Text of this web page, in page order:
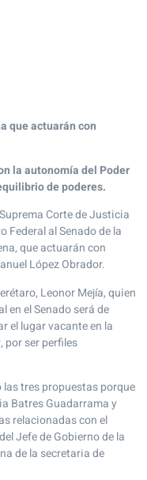
que actuarán con
la autonomía del Poder
de poderes.
Corte de Justicia
Federal al Senado de la
que actuarán con
López Obrador.
Leonor Mejía, quien
en el Senado será de
el lugar vacante en la
por ser perfiles
las tres propuestas porque
Batres Guadarrama y
relacionadas con el
Jefe de Gobierno de la
de la secretaria de